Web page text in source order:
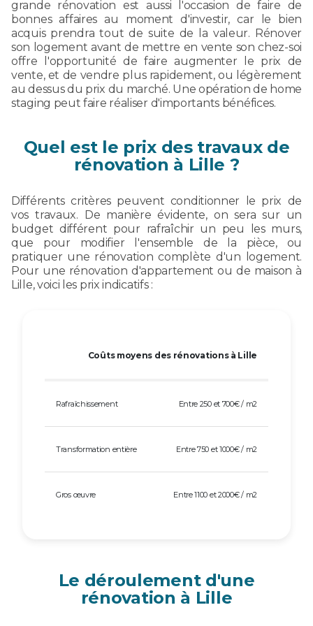
grande rénovation est aussi l'occasion de faire de
bonnes affaires au moment d'investir, car le bien
acquis prendra tout de suite de la valeur. Rénover
son logement avant de mettre en vente son chez-soi
offre l'opportunité de faire augmenter le prix de
vente, et de vendre plus rapidement, ou légèrement
au dessus du prix du marché. Une opération de home
staging peut faire réaliser d'importants bénéfices.
Quel est le prix des travaux de
rénovation à Lille ?
Différents critères peuvent conditionner le prix de
vos travaux. De manière évidente, on sera sur un
budget différent pour rafraîchir un peu les murs,
que pour modifier l'ensemble de la pièce, ou
pratiquer une rénovation complète d'un logement.
Pour une rénovation d'appartement ou de maison à
Lille, voici les prix indicatifs :
Coûts moyens des rénovations à Lille
Rafraîchissement Entre 250 et 700€ / m2
Transformation entière Entre 750 et 1000€ / m2
Gros œuvre Entre 1100 et 2000€ / m2
Le déroulement d'une
rénovation à Lille